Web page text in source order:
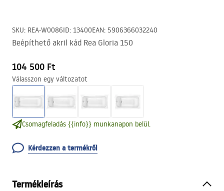
SKU: REA-W0086ID: 13400EAN: 5906366032240
Beépíthető akril kád Rea Gloria 150
104 500 Ft
Válasszon egy változatot
Csomagfeladás {{info}} munkanapon belül.
Kérdezzen a termékről
Termékleírás